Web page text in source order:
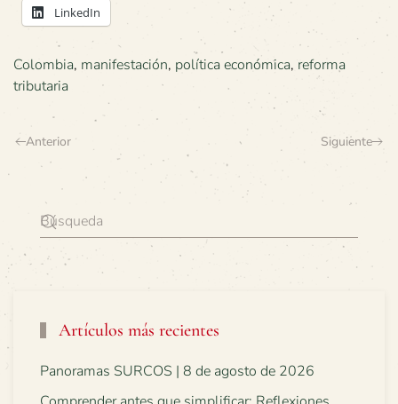
LinkedIn
Colombia, manifestación, política económica, reforma
tributaria
Anterior Siguiente
Artículos más recientes
Panoramas SURCOS | 8 de agosto de 2026